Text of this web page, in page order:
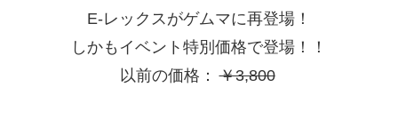
E-レックスがゲムマに再登場！
しかもイベント特別価格で登場！！
以前の価格： ￥3,800